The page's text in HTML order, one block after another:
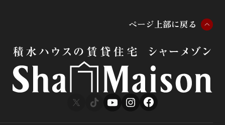
ページ 上部に戻る